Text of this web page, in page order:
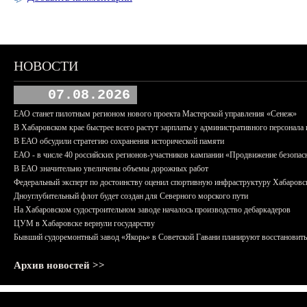
НОВОСТИ
07.08.2026
ЕАО станет пилотным регионом нового проекта Мастерской управления «Сенеж»
В Хабаровском крае быстрее всего растут зарплаты у административного персонала
В ЕАО обсудили стратегию сохранения исторической памяти
ЕАО - в числе 40 российских регионов-участников кампании «Продвижение
В ЕАО значительно увеличены объемы дорожных работ
Федеральный эксперт по достоинству оценил спортивную инфраструктуру
Дноуглубительный флот будет создан для Северного морского пути
На Хабаровском судостроительном заводе началось производство дебаркадеров
ЦУМ в Хабаровске вернули государству
Бывший судоремонтный завод «Якорь» в Советской Гавани планируют восстановить
Архив новостей >>